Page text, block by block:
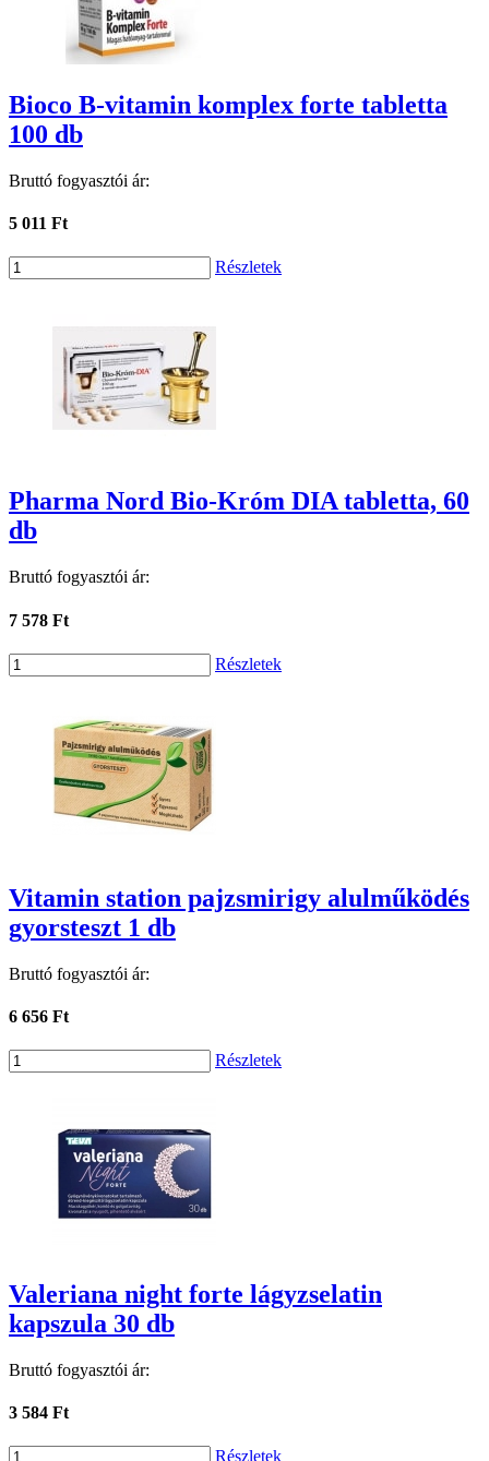
Bioco B-vitamin komplex forte tabletta
100 db
Bruttó fogyasztói ár:
5 011 Ft
Részletek
Pharma Nord Bio-Króm DIA tabletta, 60
db
Bruttó fogyasztói ár:
7 578 Ft
Részletek
Vitamin station pajzsmirigy alulműködés
gyorsteszt 1 db
Bruttó fogyasztói ár:
6 656 Ft
Részletek
Valeriana night forte lágyzselatin
kapszula 30 db
Bruttó fogyasztói ár:
3 584 Ft
Részletek